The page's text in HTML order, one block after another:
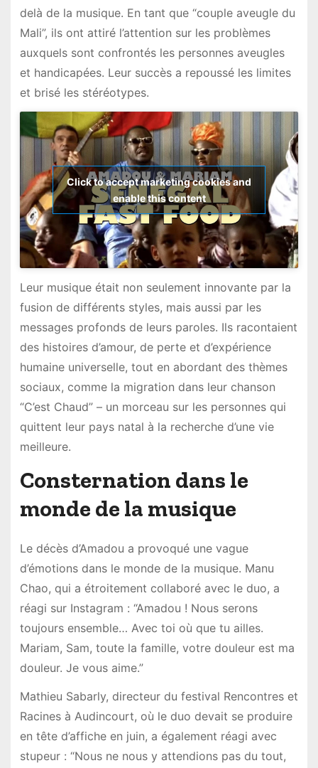
delà de la musique. En tant que “couple aveugle du
Mali”, ils ont attiré l’attention sur les problèmes
auxquels sont confrontés les personnes aveugles
et handicapées. Leur succès a repoussé les limites
et brisé les stéréotypes.
Click to accept marketing cookies and
enable this content
Leur musique était non seulement innovante par la
fusion de différents styles, mais aussi par les
messages profonds de leurs paroles. Ils racontaient
des histoires d’amour, de perte et d’expérience
humaine universelle, tout en abordant des thèmes
sociaux, comme la migration dans leur chanson
“C’est Chaud” – un morceau sur les personnes qui
quittent leur pays natal à la recherche d’une vie
meilleure.
Consternation dans le
monde de la musique
Le décès d’Amadou a provoqué une vague
d’émotions dans le monde de la musique. Manu
Chao, qui a étroitement collaboré avec le duo, a
réagi sur Instagram : “Amadou ! Nous serons
toujours ensemble… Avec toi où que tu ailles.
Mariam, Sam, toute la famille, votre douleur est ma
douleur. Je vous aime.”
Mathieu Sabarly, directeur du festival Rencontres et
Racines à Audincourt, où le duo devait se produire
en tête d’affiche en juin, a également réagi avec
stupeur : “Nous ne nous y attendions pas du tout,